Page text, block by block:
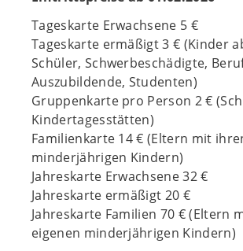
Tageskarte Erwachsene 5 €
Tageskarte ermäßigt 3 € (Kinder
Schüler, Schwerbeschädigte,
Auszubildende, Studenten)
Gruppenkarte pro Person 2 €
Kindertagesstätten)
Familienkarte 14 € (Eltern mit
minderjährigen Kindern)
Jahreskarte Erwachsene 32 €
Jahreskarte ermäßigt 20 €
Jahreskarte Familien 70 € (Eltern
eigenen minderjährigen Kindern)